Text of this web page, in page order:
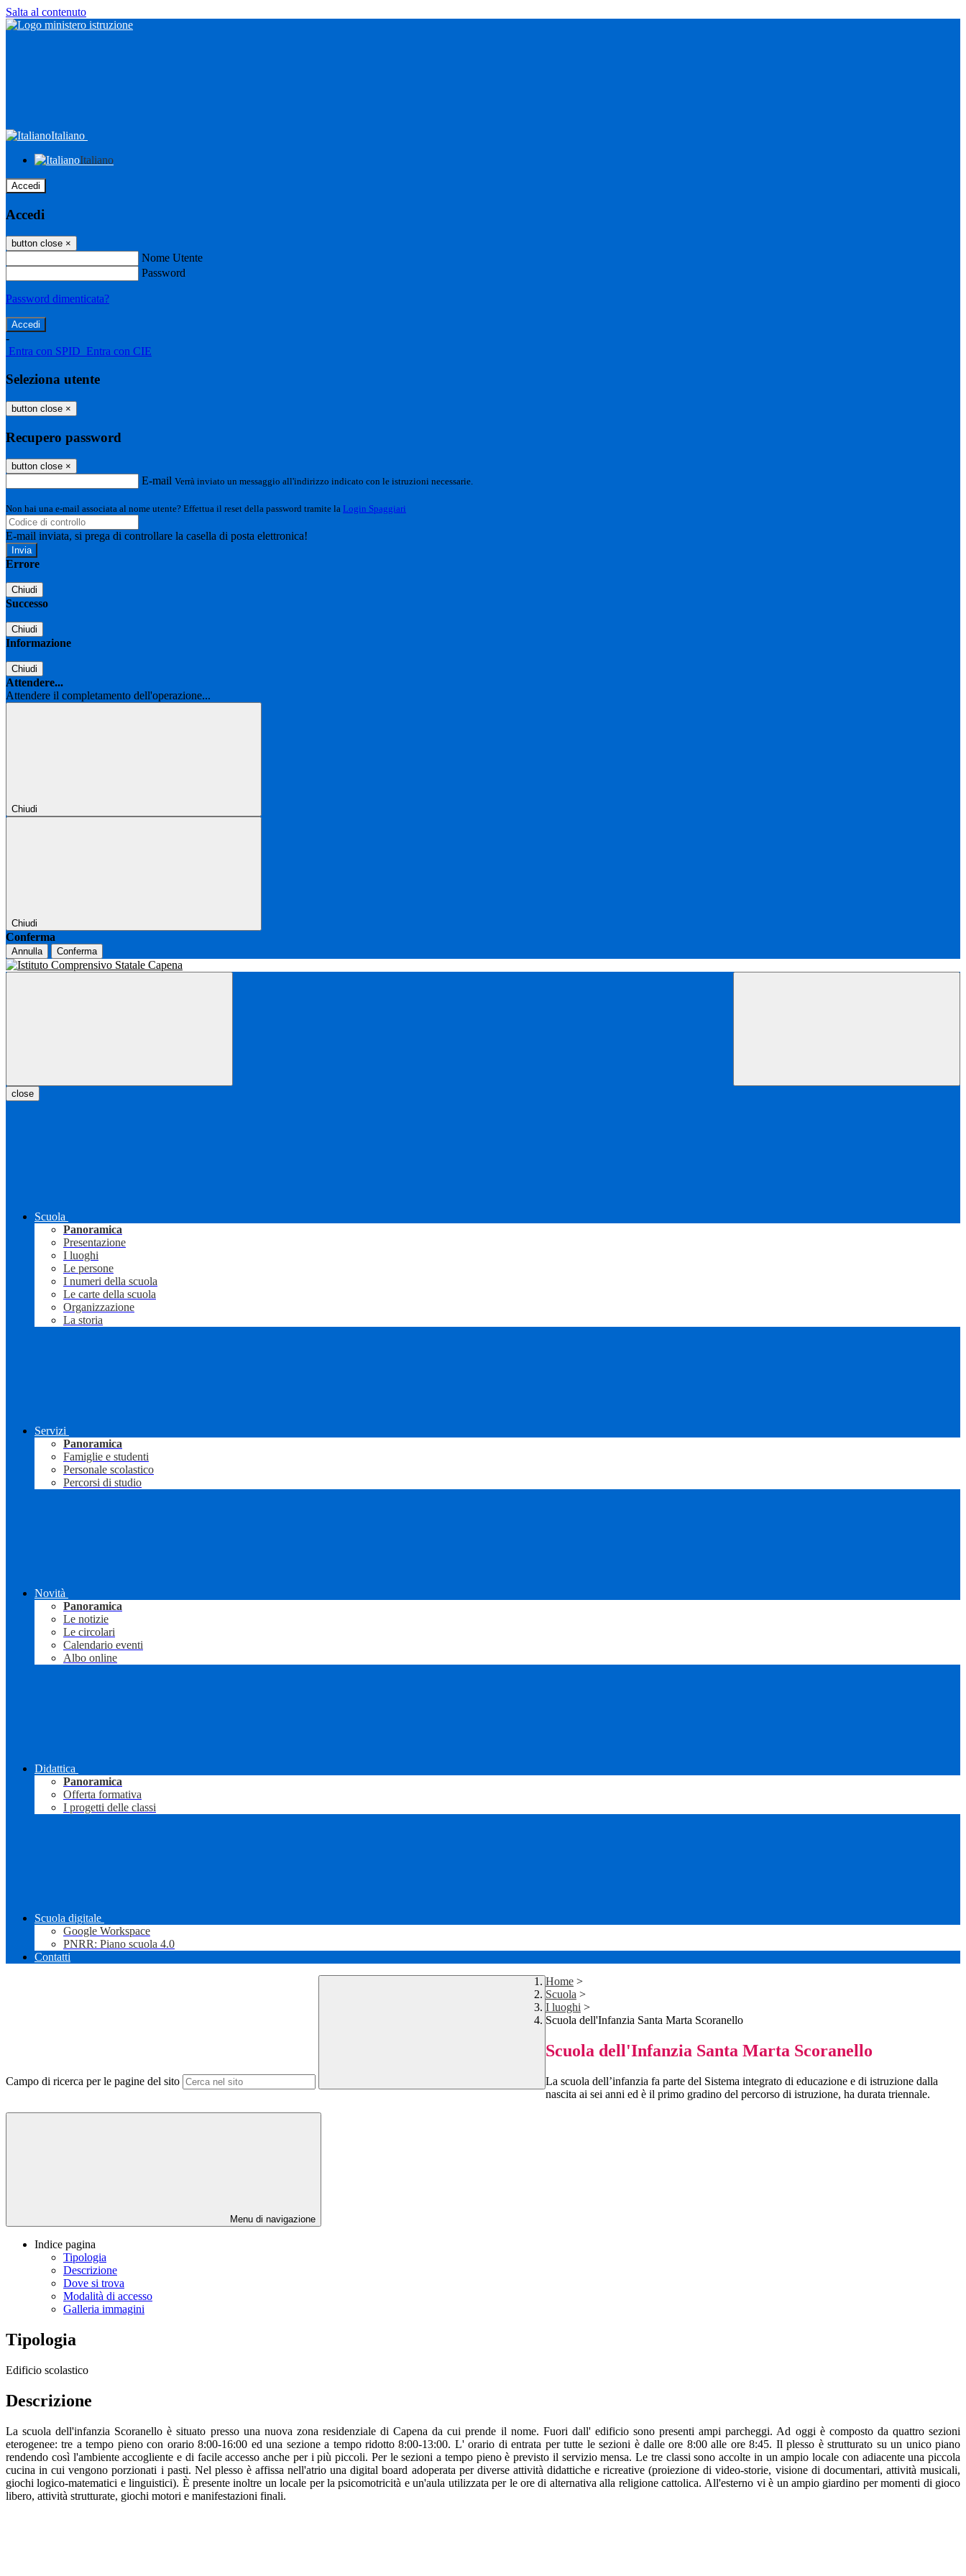
Salta al contenuto
Italiano
Italiano
Accedi
Accedi
button close ×
Nome Utente
Password
Password dimenticata?
-
Entra con SPID Entra con CIE
Seleziona utente
button close ×
Recupero password
button close ×
E-mail Verrà inviato un messaggio all'indirizzo indicato con le istruzioni necessarie.
Non hai una e-mail associata al nome utente? Effettua il reset della password tramite la Login Spaggiari
E-mail inviata, si prega di controllare la casella di posta elettronica!
Errore
Chiudi
Successo
Chiudi
Informazione
Chiudi
Attendere...
Attendere il completamento dell'operazione...
Chiudi
Chiudi
Conferma
Annulla Conferma
close
Scuola
Panoramica
Presentazione
I luoghi
Le persone
I numeri della scuola
Le carte della scuola
Organizzazione
La storia
Servizi
Panoramica
Famiglie e studenti
Personale scolastico
Percorsi di studio
Novità
Panoramica
Le notizie
Le circolari
Calendario eventi
Albo online
Didattica
Panoramica
Offerta formativa
I progetti delle classi
Scuola digitale
Google Workspace
PNRR: Piano scuola 4.0
Contatti
Campo di ricerca per le pagine del sito
Home >
Scuola >
I luoghi >
Scuola dell'Infanzia Santa Marta Scoranello
Scuola dell'Infanzia Santa Marta Scoranello
La scuola dell’infanzia fa parte del Sistema integrato di educazione e di istruzione dalla
nascita ai sei anni ed è il primo gradino del percorso di istruzione, ha durata triennale.
Menu di navigazione
Indice pagina
Tipologia
Descrizione
Dove si trova
Modalità di accesso
Galleria immagini
Tipologia
Edificio scolastico
Descrizione
La scuola dell'infanzia Scoranello è situato presso una nuova zona residenziale di Capena da cui prende il nome. Fuori dall' edificio sono presenti ampi parcheggi. Ad oggi è composto da quattro sezioni
eterogenee: tre a tempo pieno con orario 8:00-16:00 ed una sezione a tempo ridotto 8:00-13:00. L' orario di entrata per tutte le sezioni è dalle ore 8:00 alle ore 8:45. Il plesso è strutturato su un unico piano
rendendo così l'ambiente accogliente e di facile accesso anche per i più piccoli. Per le sezioni a tempo pieno è previsto il servizio mensa. Le tre classi sono accolte in un ampio locale con adiacente una piccola
cucina in cui vengono porzionati i pasti. Nel plesso è affissa nell'atrio una digital board adoperata per diverse attività didattiche e ricreative (proiezione di video-storie, visione di documentari, attività musicali,
giochi logico-matematici e linguistici). È presente inoltre un locale per la psicomotricità e un'aula utilizzata per le ore di alternativa alla religione cattolica. All'esterno vi è un ampio giardino per momenti di gioco
libero, attività strutturate, giochi motori e manifestazioni finali.